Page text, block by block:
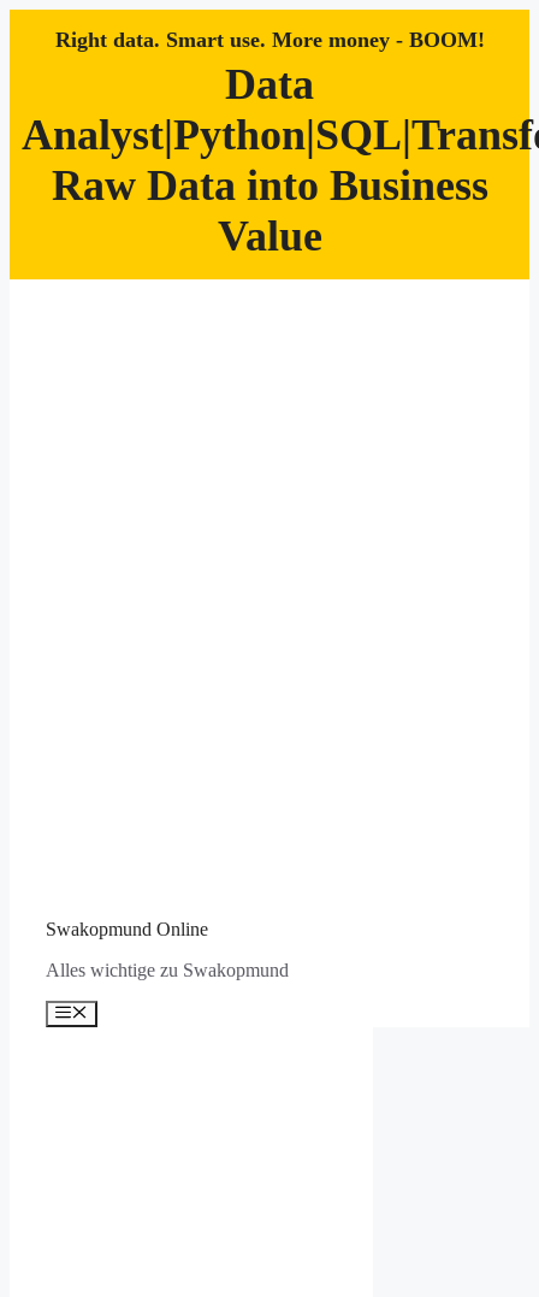
Right data. Smart use. More money - BOOM!
Data
Raw Data into Business
Value
Swakopmund Online
Alles wichtige zu Swakopmund
Menü